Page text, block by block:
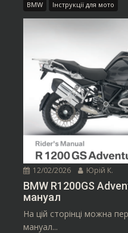
BMW Інструкції для мото
12/02/2026 Юрій К.
BMW R1200GS
мануал
На цій сторінці можна
мануал...